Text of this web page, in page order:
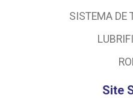
SISTEMA DE
Site